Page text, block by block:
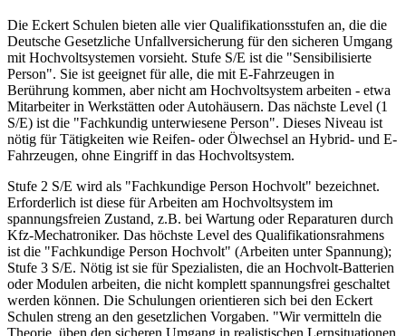
Die Eckert Schulen bieten alle vier Qualifikationsstufen an, die die
Deutsche Gesetzliche Unfallversicherung für den sicheren Umgang
mit Hochvoltsystemen vorsieht. Stufe S/E ist die "Sensibilisierte
Person". Sie ist geeignet für alle, die mit E-Fahrzeugen in
Berührung kommen, aber nicht am Hochvoltsystem arbeiten - etwa
Mitarbeiter in Werkstätten oder Autohäusern. Das nächste Level (1
S/E) ist die "Fachkundig unterwiesene Person". Dieses Niveau ist
nötig für Tätigkeiten wie Reifen- oder Ölwechsel an Hybrid- und E-
Fahrzeugen, ohne Eingriff in das Hochvoltsystem.
Stufe 2 S/E wird als "Fachkundige Person Hochvolt" bezeichnet.
Erforderlich ist diese für Arbeiten am Hochvoltsystem im
spannungsfreien Zustand, z.B. bei Wartung oder Reparaturen durch
Kfz-Mechatroniker. Das höchste Level des Qualifikationsrahmens
ist die "Fachkundige Person Hochvolt" (Arbeiten unter Spannung);
Stufe 3 S/E. Nötig ist sie für Spezialisten, die an Hochvolt-Batterien
oder Modulen arbeiten, die nicht komplett spannungsfrei geschaltet
werden können. Die Schulungen orientieren sich bei den Eckert
Schulen streng an den gesetzlichen Vorgaben. "Wir vermitteln die
Theorie, üben den sicheren Umgang in realistischen Lernsituationen